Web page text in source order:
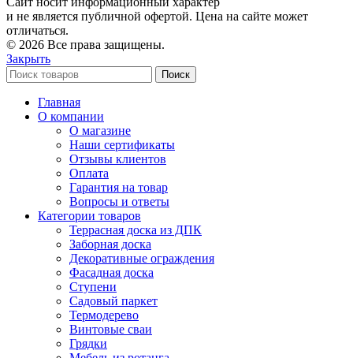
и не является публичной офертой. Цена на сайте может
отличаться.
© 2026 Все права защищены.
Закрыть
Поиск
Главная
О компании
О магазине
Наши сертификаты
Отзывы клиентов
Оплата
Гарантия на товар
Вопросы и ответы
Категории товаров
Террасная доска из ДПК
Заборная доска
Декоративные ограждения
Фасадная доска
Ступени
Садовый паркет
Термодерево
Винтовые сваи
Грядки